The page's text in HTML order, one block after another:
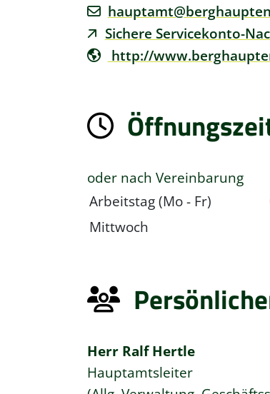
Sichere Servicekonto-
http://
oder nach Vereinbarung
Arbeitstag (Mo - Fr)
Mittwoch
Herr Ralf Hertle
Hauptamtsleiter